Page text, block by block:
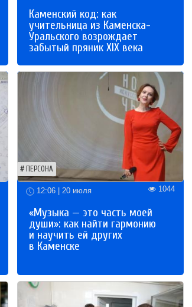
Каменский код: как
учительница из Каменска-
Уральского возрождает
забытый пряник XIX века
ПЕРСОНА
12:06 | 20 июля 1044
«Музыка — это часть моей
души»: как найти гармонию
и научить ей других
в Каменске